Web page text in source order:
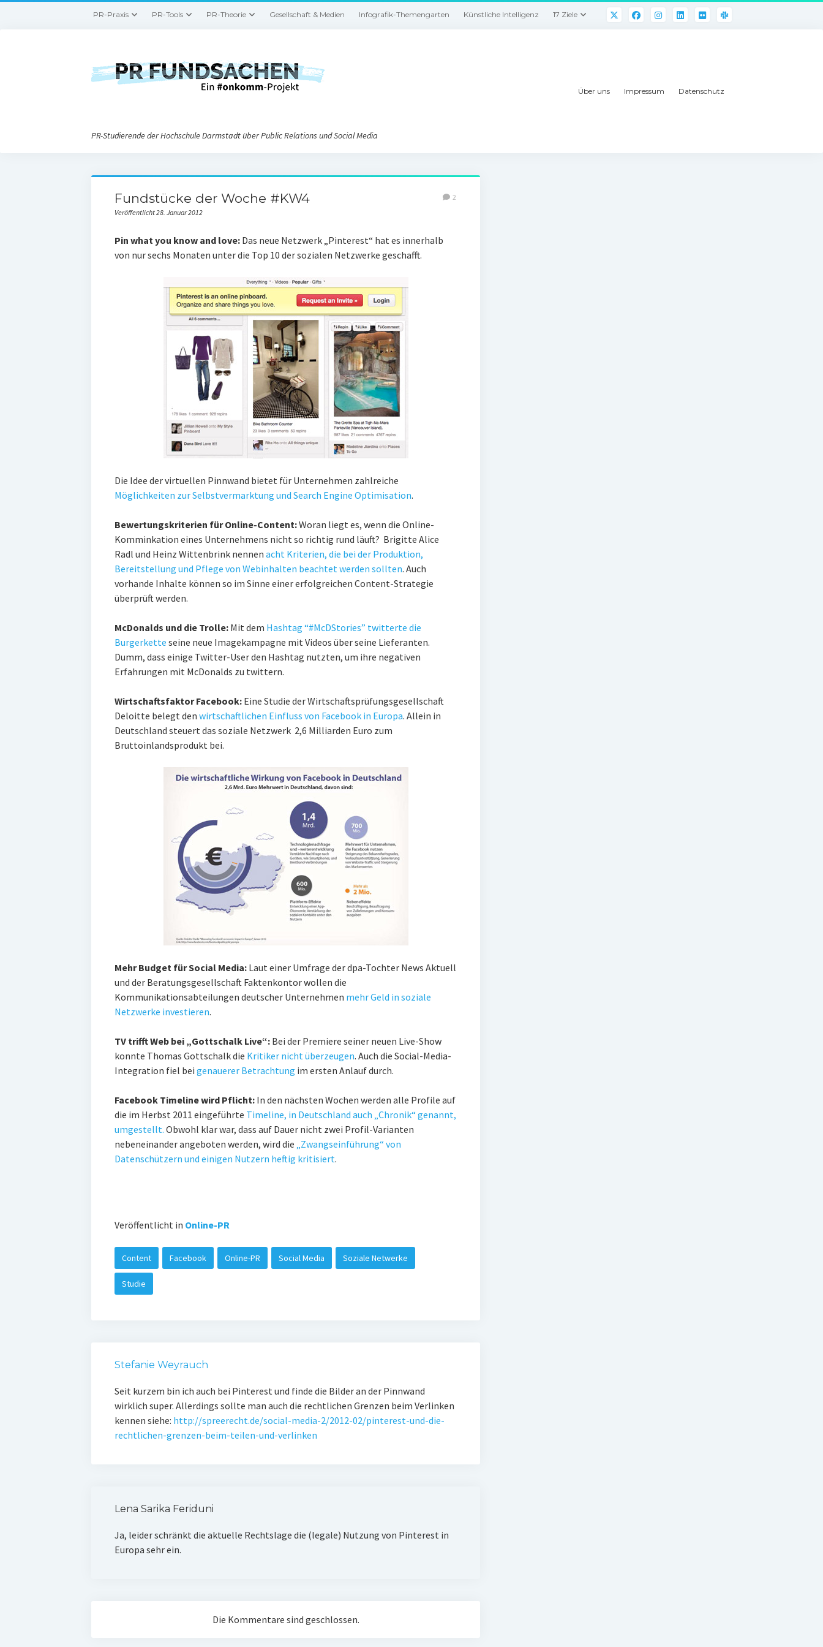
PR-Praxis PR-Tools PR-Theorie Gesellschaft & Medien Infografik-Themengarten Künstliche Intelligenz 17 Ziele
PR-Studierende der Hochschule Darmstadt über Public Relations und Social Media
Über uns Impressum Datenschutz
Fundstücke der Woche #KW4
Veröffentlicht 28. Januar 2012
2
Pin what you know and love: Das neue Netzwerk „Pinterest“ hat es innerhalb
von nur sechs Monaten unter die Top 10 der sozialen Netzwerke geschafft.
Die Idee der virtuellen Pinnwand bietet für Unternehmen zahlreiche
Möglichkeiten zur Selbstvermarktung und Search Engine Optimisation.
Bewertungskriterien für Online-Content:Woran liegt es, wenn die Online-
Komminkation eines Unternehmens nicht so richtig rund läuft? Brigitte Alice
Radl und Heinz Wittenbrink nennen acht Kriterien, die bei der Produktion,
Bereitstellung und Pflege von Webinhalten beachtet werden sollten. Auch
vorhande Inhalte können so im Sinne einer erfolgreichen Content-Strategie
überprüft werden.
McDonalds und die Trolle:Mit dem Hashtag “#McDStories” twitterte die
Burgerkette seine neue Imagekampagne mit Videos über seine Lieferanten.
Dumm, dass einige Twitter-User den Hashtag nutzten, um ihre negativen
Erfahrungen mit McDonalds zu twittern.
Wirtschaftsfaktor Facebook: Eine Studie der Wirtschaftsprüfungsgesellschaft
Deloitte belegt den wirtschaftlichen Einfluss von Facebook in Europa. Allein in
Deutschland steuert das soziale Netzwerk 2,6 Milliarden Euro zum
Bruttoinlandsprodukt bei.
Mehr Budget für Social Media: Laut einer Umfrage der dpa-Tochter News Aktuell
und der Beratungsgesellschaft Faktenkontor wollen die
Kommunikationsabteilungen deutscher Unternehmen mehr Geld in soziale
Netzwerke investieren.
TV trifft Web bei „Gottschalk Live“: Bei der Premiere seiner neuen Live-Show
konnte Thomas Gottschalk die Kritiker nicht überzeugen. Auch die Social-Media-
Integration fiel bei genauerer Betrachtung im ersten Anlauf durch.
Facebook Timeline wird Pflicht:In den nächsten Wochen werden alle Profile auf
die im Herbst 2011 eingeführte Timeline, in Deutschland auch „Chronik“ genannt,
umgestellt. Obwohl klar war, dass auf Dauer nicht zwei Profil-Varianten
nebeneinander angeboten werden, wird die „Zwangseinführung“ von
Datenschützern und einigen Nutzern heftig kritisiert.
Veröffentlicht in Online-PR
Content Facebook Online-PR Social Media Soziale Netwerke
Studie
Stefanie Weyrauch
Seit kurzem bin ich auch bei Pinterest und finde die Bilder an der Pinnwand
wirklich super. Allerdings sollte man auch die rechtlichen Grenzen beim Verlinken
kennen siehe: http://spreerecht.de/social-media-2/2012-02/pinterest-und-die-
rechtlichen-grenzen-beim-teilen-und-verlinken
Lena Sarika Feriduni
Ja, leider schränkt die aktuelle Rechtslage die (legale) Nutzung von Pinterest in
Europa sehr ein.
Die Kommentare sind geschlossen.